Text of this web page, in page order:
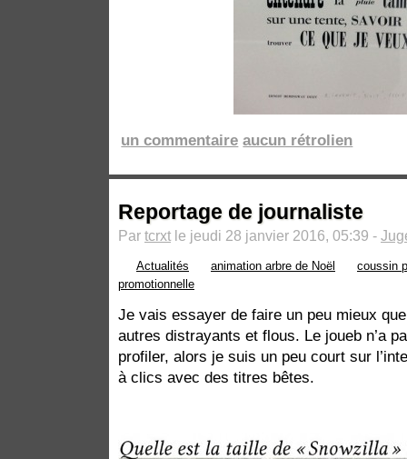
un commentaire aucun rétrolien
Reportage de journaliste
Par tcrxt le jeudi 28 janvier 2016, 05:39 -
Actualités animation arbre de Noël
coussin
promotionnelle
Je vais essayer de faire un peu mieux
autres distrayants et flous. Le joueb n’a
profiler, alors je suis un peu court sur
à clics avec des titres bêtes.